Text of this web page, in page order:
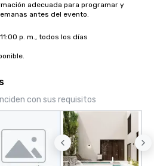
adecuada para programar y
antes del evento.
p. m., todos los días
con sus requisitos